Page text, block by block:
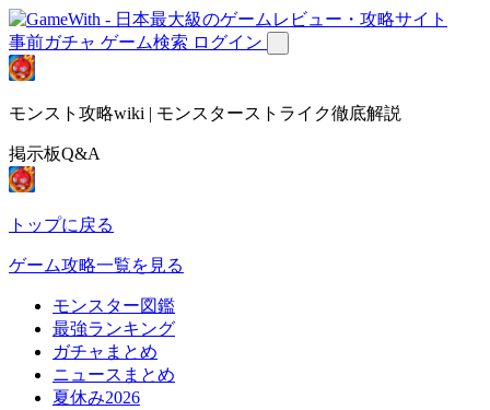
事前ガチャ ゲーム検索 ログイン
モンスト攻略wiki | モンスターストライク徹底解説
掲示板Q&A
トップに戻る
ゲーム攻略一覧を見る
モンスター図鑑
最強ランキング
ガチャまとめ
ニュースまとめ
夏休み2026